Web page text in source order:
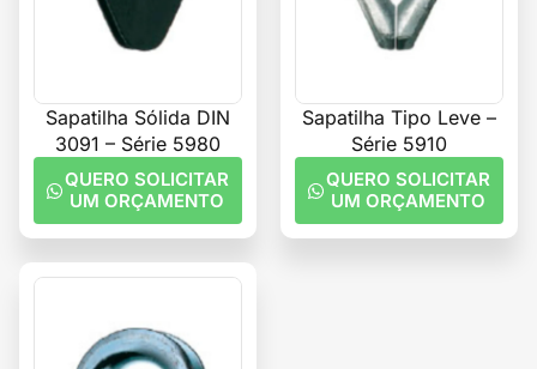
Sapatilha Sólida DIN
3091 – Série 5980
QUERO SOLICITAR
UM ORÇAMENTO
Sapatilha Tipo Leve –
Série 5910
QUERO SOLICITAR
UM ORÇAMENTO